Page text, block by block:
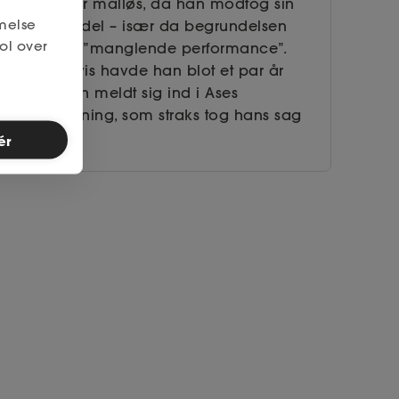
Kent var målløs, da han modtog sin
fyreseddel – især da begrundelsen
lød på ”manglende performance”.
Heldigvis havde han blot et par år
forinden meldt sig ind i Ases
fagforening, som straks tog hans sag
over